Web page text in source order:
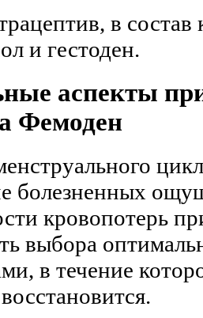
в состав
и гестоден.
аспекты
Фемоден
болезненных
кровопотерь
выбора
в течение